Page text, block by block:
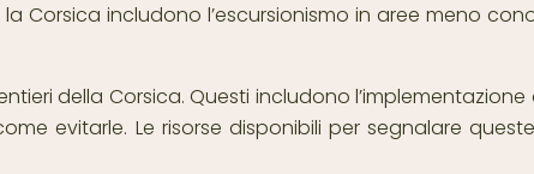
Corsica includono l’escursionismo in aree meno
della Corsica. Questi includono
evitarle. Le risorse disponibili per segnalare